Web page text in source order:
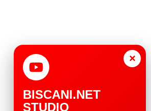
×
BISCANI.NET
STUDIO